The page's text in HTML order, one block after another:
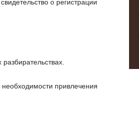
о регистрации
привлечения